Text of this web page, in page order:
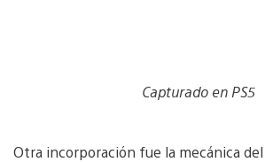
Capturado en PS5
Otra incorporación fue la mecánica